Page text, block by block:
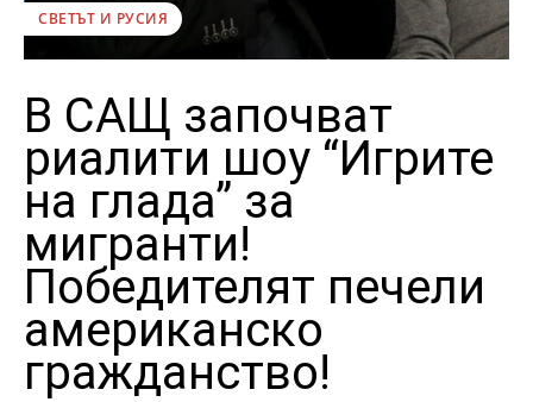
СВЕТЪТ И РУСИЯ
В САЩ започват
риалити шоу “Игрите
на глада” за
мигранти!
Победителят печели
американско
гражданство!